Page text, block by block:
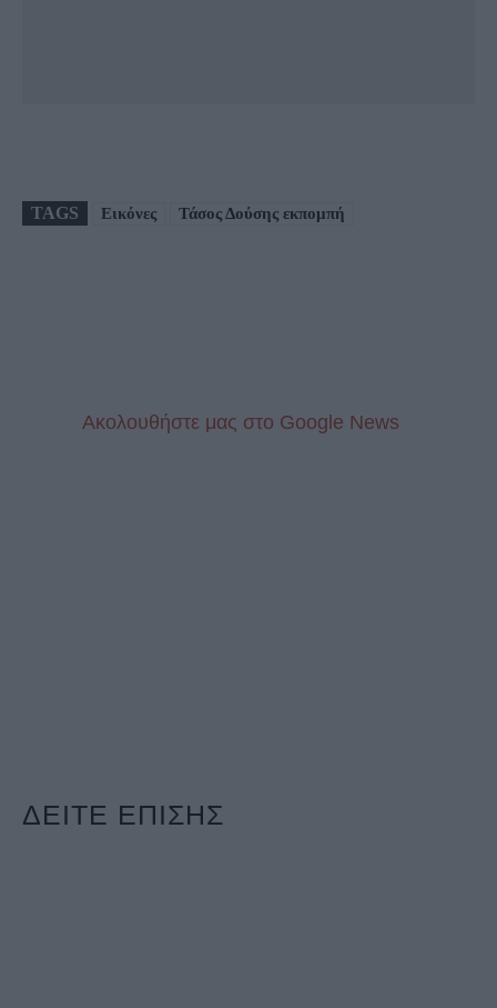
TAGS Εικόνες Τάσος Δούσης εκπομπή
Aκολουθήστε μας στo Google News
ΔΕΙΤΕ ΕΠΙΣΗΣ